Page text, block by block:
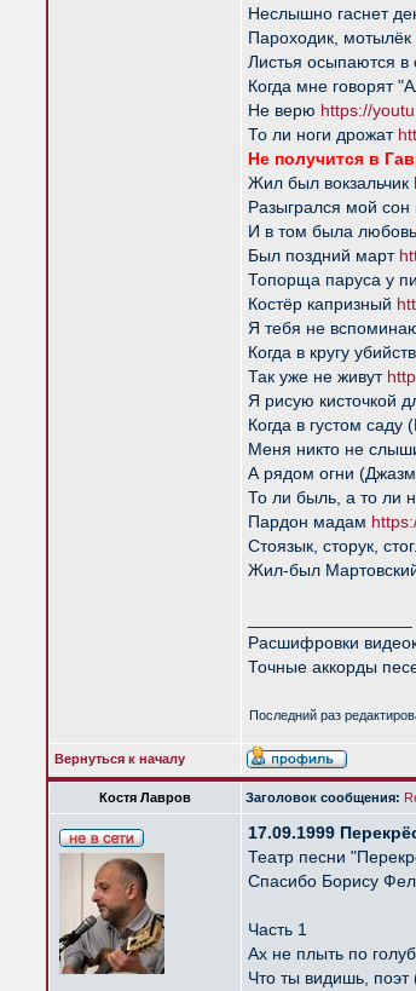
Неслышно гаснет
Пароходик, мотылёк
Листья осыпаются в
Когда мне говорят
Не верю https://
То ли ноги дрожат
Не получится в
Жил был вокзальчик
Разыгрался мой сон
И в том была
Был поздний март
Топорща паруса у
Костёр капризный
Я тебя не
Когда в кругу
Так уже не живут
Я рисую кисточкой
Когда в густом
Меня никто не
А рядом огни
То ли быль, а то ли
Пардон мадам
Стоязык, сторук,
Жил-был
Расшифровки
Точные аккорды
Последний раз
Вернуться к началу
Костя Лавров Заголовок сообщения:
17.09.1999
Театр песни
Спасибо Борису
Часть 1
Ах не плыть по
Что ты видишь, поэт